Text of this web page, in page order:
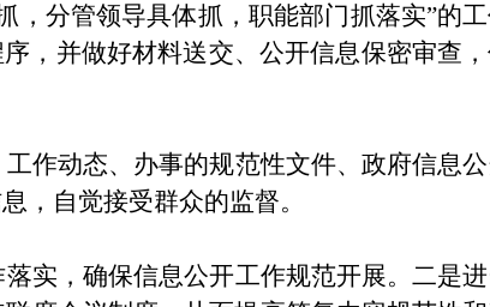
，分管领导具体抓，职能部门抓落实”的
，并做好材料送交、公开信息保密审查
作动态、办事的规范性文件、政府信息
，自觉接受群众的监督。
实，确保信息公开工作规范开展。二是